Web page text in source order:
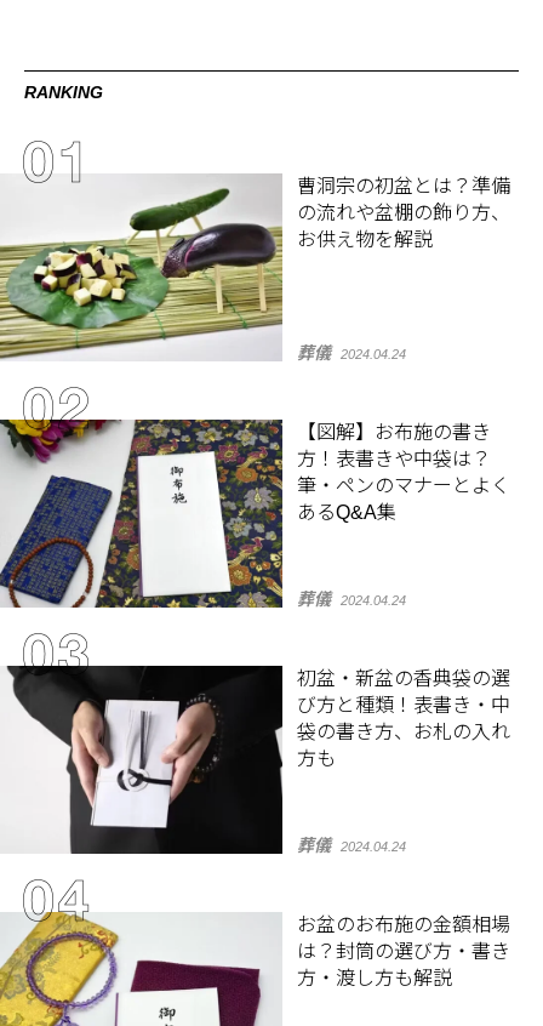
RANKING
曹洞宗の初盆とは？準備
の流れや盆棚の飾り方、
お供え物を解説
葬儀 2024.04.24
【図解】お布施の書き
方！表書きや中袋は？
筆・ペンのマナーとよく
あるQ&A集
葬儀 2024.04.24
初盆・新盆の香典袋の選
び方と種類！表書き・中
袋の書き方、お札の入れ
方も
葬儀 2024.04.24
お盆のお布施の金額相場
は？封筒の選び方・書き
方・渡し方も解説